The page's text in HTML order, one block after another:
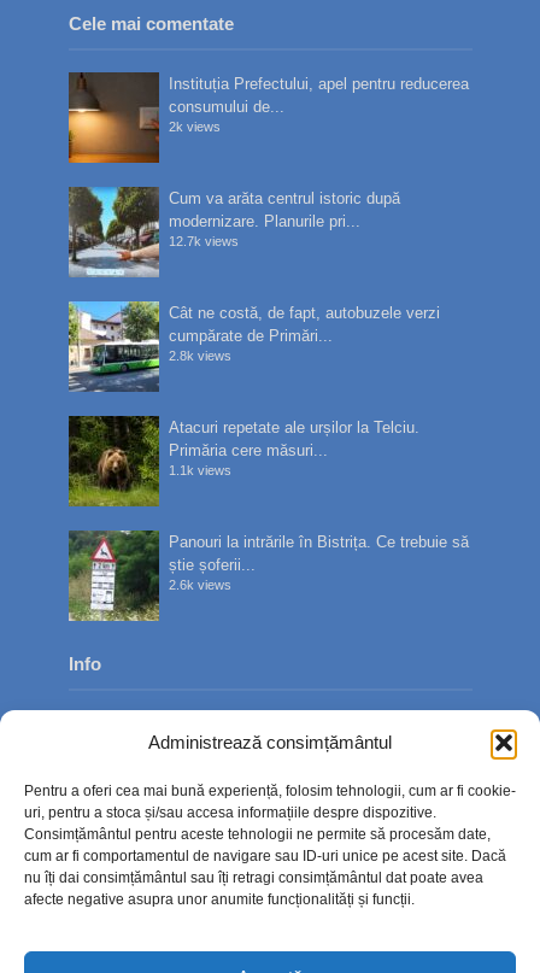
Administrează consimțământul
Pentru a oferi cea mai bună experiență, folosim tehnologii, cum ar fi cookie-
uri, pentru a stoca și/sau accesa informațiile despre dispozitive.
Consimțământul pentru aceste tehnologii ne permite să procesăm date,
cum ar fi comportamentul de navigare sau ID-uri unice pe acest site. Dacă
nu îți dai consimțământul sau îți retragi consimțământul dat poate avea
afecte negative asupra unor anumite funcționalități și funcții.
Cele mai comentate
Instituția Prefectului, apel pentru reducerea
consumului de...
2k views
Cum va arăta centrul istoric după
modernizare. Planurile pri...
12.7k views
Cât ne costă, de fapt, autobuzele verzi
cumpărate de Primări...
2.8k views
Atacuri repetate ale urșilor la Telciu.
Primăria cere măsuri...
1.1k views
Panouri la intrările în Bistrița. Ce trebuie să
știe șoferii...
2.6k views
Info
Contact
Politica de confidențialitate
Politică cookie-uri (UE)